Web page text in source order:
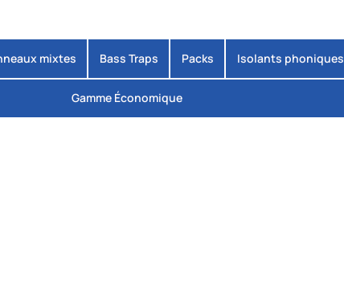
mixtes Bass Traps Packs Isolants phoniques
Gamme Économique